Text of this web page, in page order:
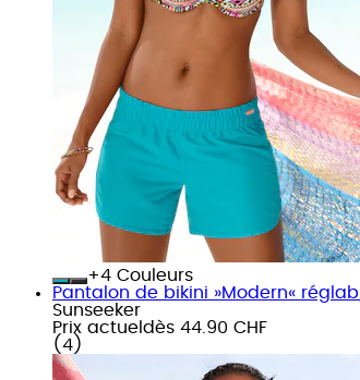
+
Couleurs
Pantalon de bikini »Modern«
Sunseeker
Prix actuel dès 44.90 CHF
( 4 )